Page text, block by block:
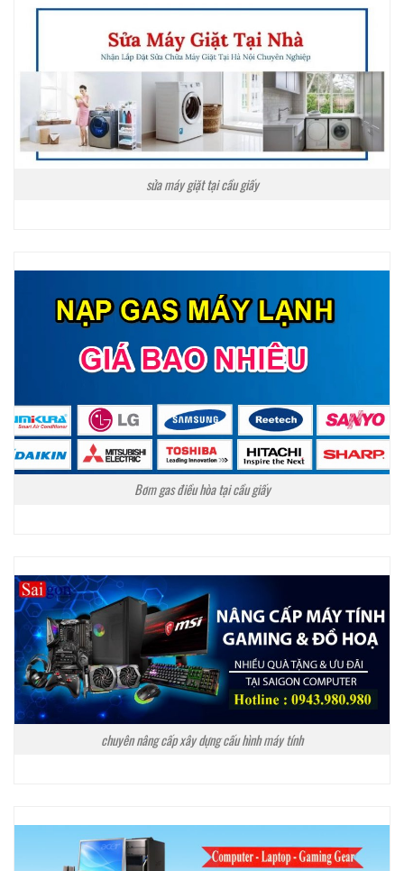
sửa máy giặt tại cầu giấy
Bơm gas điều hòa tại cầu giấy
chuyên nâng cấp xây dựng cấu hình máy tính